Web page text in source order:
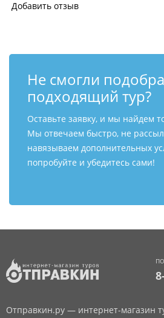
Добавить отзыв
Не смогли
подходящий тур?
Оставьте заявку, и мы найдем
Мы отвечаем быстро, не
навязываем дополнительных
попробуйте и убедитесь сами!
Отправкин.ру — интернет-магазин